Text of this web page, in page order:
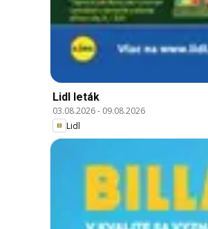
Lidl leták
03.08.2026- 09.08.2026
Lidl